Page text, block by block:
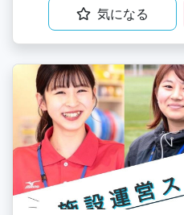
気になる